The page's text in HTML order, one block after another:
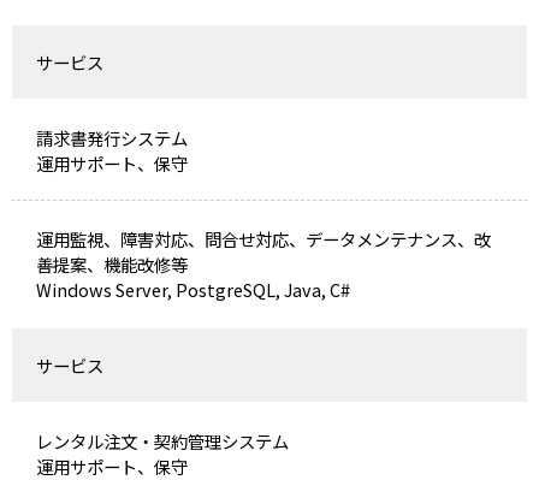
サービス
請求書発行システム
運用サポート、保守
運用監視、障害対応、問合せ対応、データメンテナンス、改
善提案、機能改修等
Windows Server, PostgreSQL, Java, C#
サービス
レンタル注文・契約管理システム
運用サポート、保守